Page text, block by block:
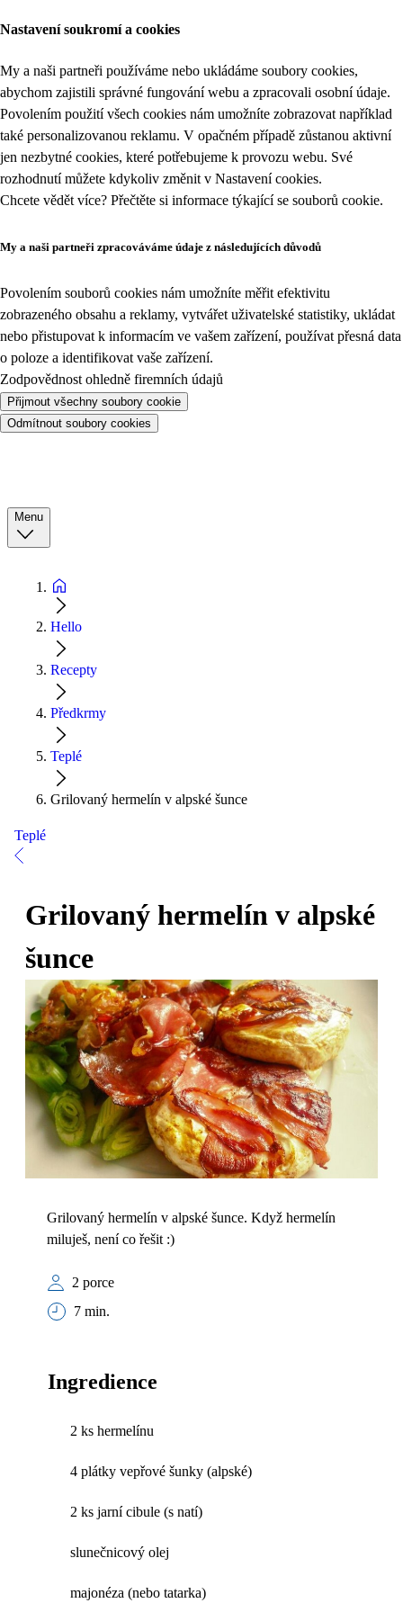
Nastavení soukromí a cookies
My a naši partneři používáme nebo ukládáme soubory cookies,
abychom zajistili správné fungování webu a zpracovali osobní údaje.
Povolením použití všech cookies nám umožníte zobrazovat například
také personalizovanou reklamu. V opačném případě zůstanou aktivní
jen nezbytné cookies, které potřebujeme k provozu webu. Své
rozhodnutí můžete kdykoliv změnit v Nastavení cookies.
Chcete vědět více? Přečtěte si informace týkající se souborů cookie.
My a naši partneři zpracováváme údaje z následujících důvodů
Povolením souborů cookies nám umožníte měřit efektivitu
zobrazeného obsahu a reklamy, vytvářet uživatelské statistiky, ukládat
nebo přistupovat k informacím ve vašem zařízení, používat přesná data
o poloze a identifikovat vaše zařízení.
Zodpovědnost ohledně firemních údajů
Přijmout všechny soubory cookie
Odmítnout soubory cookies
Menu
Hello
Recepty
Předkrmy
Teplé
Grilovaný hermelín v alpské šunce
Teplé
Grilovaný hermelín v alpské
šunce
Grilovaný hermelín v alpské šunce. Když hermelín
miluješ, není co řešit :)
2 porce
7 min.
Ingredience
2 ks hermelínu
4 plátky vepřové šunky (alpské)
2 ks jarní cibule (s natí)
slunečnicový olej
majonéza (nebo tatarka)